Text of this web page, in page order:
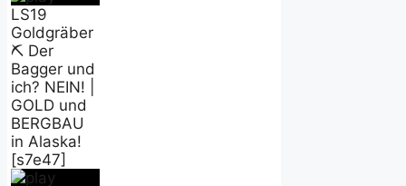
LS19
Goldgräber
⛏️ Der
Bagger und
ich? NEIN! |
GOLD und
BERGBAU
in Alaska!
[s7e47]